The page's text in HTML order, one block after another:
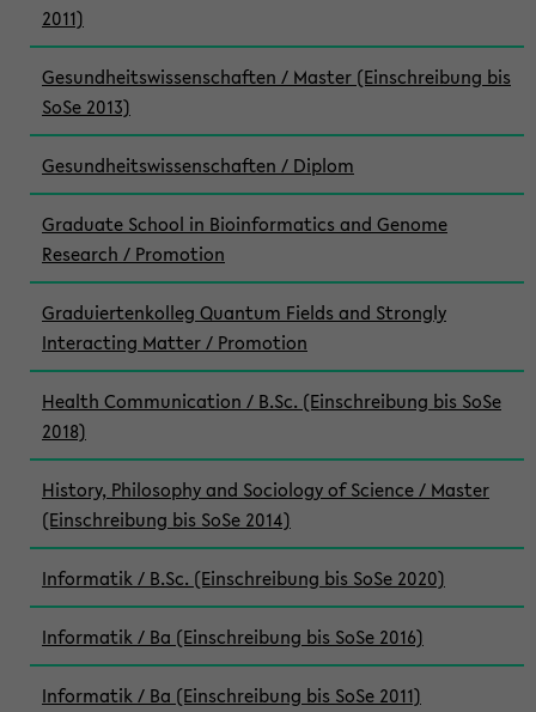
2011)
Gesundheitswissenschaften / Master (Einschreibung bis
SoSe 2013)
Gesundheitswissenschaften / Diplom
Graduate School in Bioinformatics and Genome
Research / Promotion
Graduiertenkolleg Quantum Fields and Strongly
Interacting Matter / Promotion
Health Communication / B.Sc. (Einschreibung bis SoSe
2018)
History, Philosophy and Sociology of Science / Master
(Einschreibung bis SoSe 2014)
Informatik / B.Sc. (Einschreibung bis SoSe 2020)
Informatik / Ba (Einschreibung bis SoSe 2016)
Informatik / Ba (Einschreibung bis SoSe 2011)